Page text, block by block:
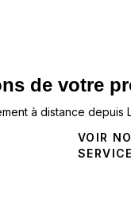
de votre
à distance depuis
VOIR